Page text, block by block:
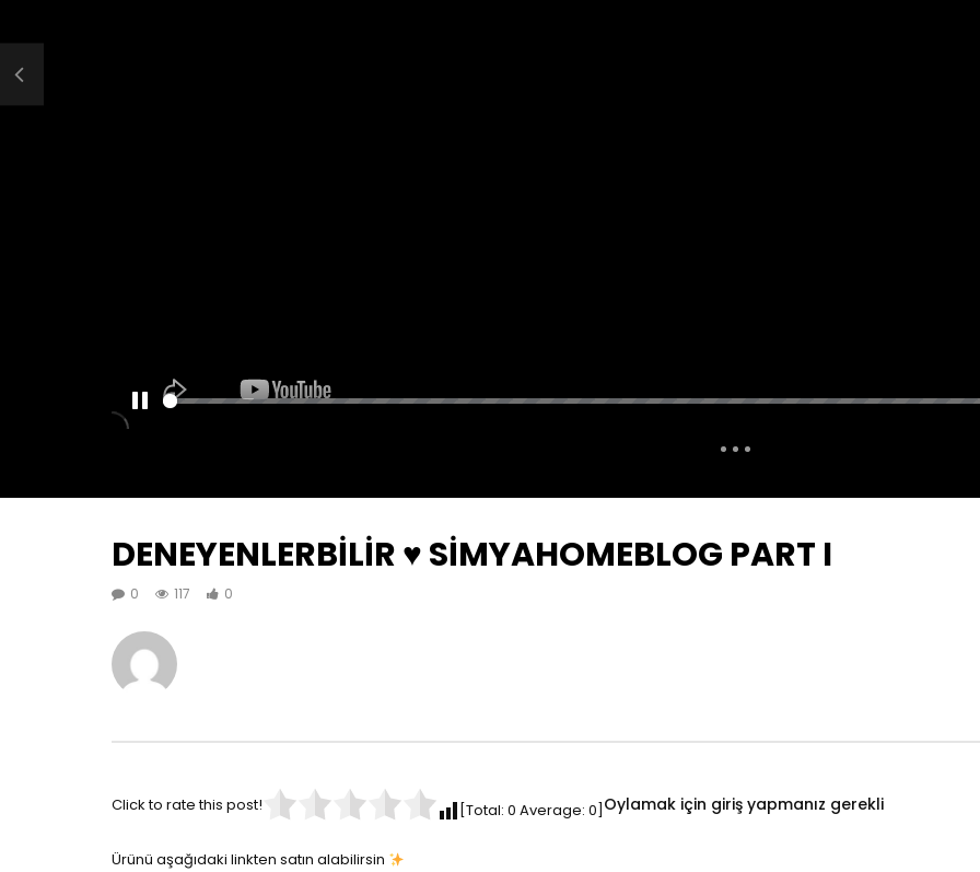
DENEYENLERBİLİR ♥️ SİMYAHOMEBLOG PART I
0 117 0
Click to rate this post! [Total: 0 Average: 0 Oylamak için giriş yapmanız gerekli
Ürünü aşağıdaki linkten satın alabilirsin